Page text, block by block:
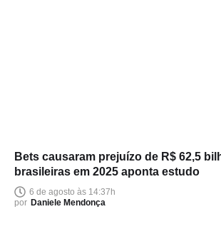
Bets causaram prejuízo de R$ 62,5
brasileiras em 2025 aponta estudo
6 de agosto às 14:37h
por Daniele Mendonça